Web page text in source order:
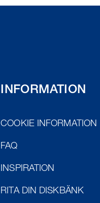
INFORMATION
COOKIE INFORMATION
FAQ
INSPIRATION
RITA DIN DISKBÄNK